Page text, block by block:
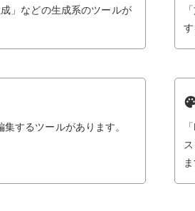
」などの生成系のツールが
す
するツールがあります。
ま